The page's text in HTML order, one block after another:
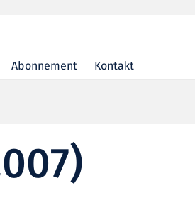
Abonnement Kontakt